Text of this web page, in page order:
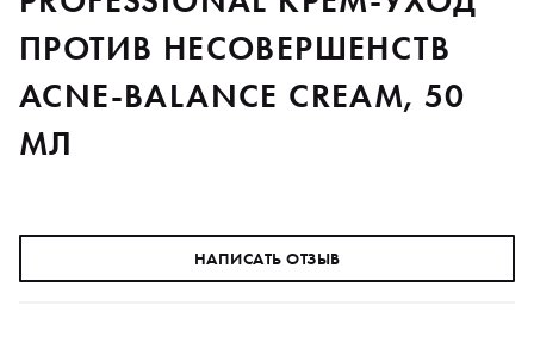
ПРОТИВ НЕСОВЕРШЕНСТВ
ACNE-BALANCE CREAM, 50
МЛ
НАПИСАТЬ ОТЗЫВ